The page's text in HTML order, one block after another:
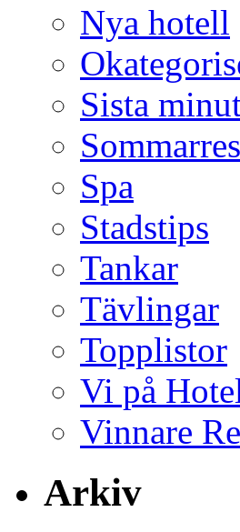
Nya hotell
Sista
Spa
Stadstips
Tankar
Tävlingar
Topplistor
Vi på
Vinnare
Arkiv